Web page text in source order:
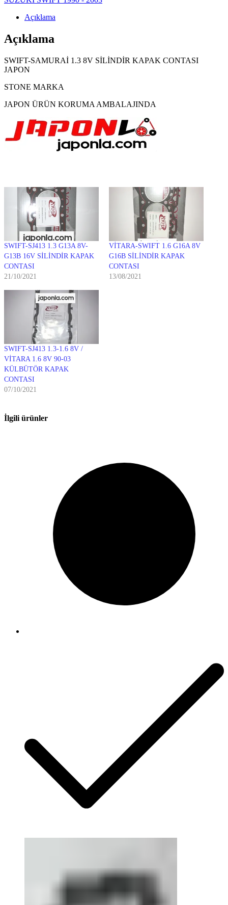
Açıklama
Açıklama
SWIFT-SAMURAİ 1.3 8V SİLİNDİR KAPAK CONTASI
JAPON
STONE MARKA
JAPON ÜRÜN KORUMA AMBALAJINDA
SWIFT-SJ413 1.3 G13A 8V-
G13B 16V SİLİNDİR KAPAK
CONTASI
21/10/2021
VİTARA-SWIFT 1.6 G16A 8V
G16B SİLİNDİR KAPAK
CONTASI
13/08/2021
SWIFT-SJ413 1.3-1.6 8V /
VİTARA 1.6 8V 90-03
KÜLBÜTÖR KAPAK
CONTASI
07/10/2021
İlgili ürünler